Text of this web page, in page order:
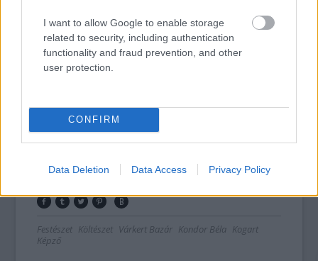
I want to allow Google to enable storage
related to security, including authentication
functionality and fraud prevention, and other
user protection.
CONFIRM
Data Deletion Data Access Privacy Policy
2017. március 31 – július 2.
Nyitva tartás: kedd-vasárnap: 10.00-18.00
facebook.com/kogart
Festészet Költészet Várkert Bazár Kondor Béla Kogart
Képző